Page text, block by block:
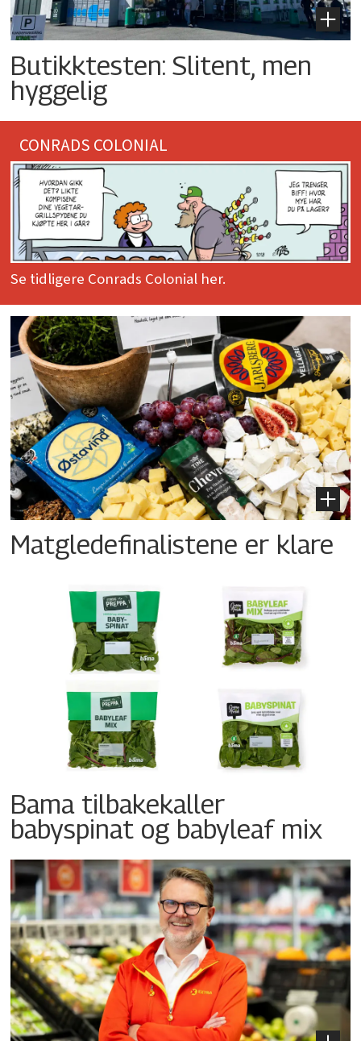
Butikktesten: Slitent, men
hyggelig
CONRADS COLONIAL
Se tidligere Conrads Colonial her.
Matgledefinalistene er klare
Bama tilbakekaller
babyspinat og babyleaf mix